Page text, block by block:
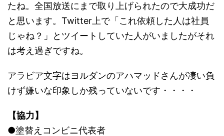
たね。全国放送にまで取り上げられたので大成功だ
と思います。Twitter上で「これ依頼した人は社員
じゃね？」とツイートしていた人がいましたがそれ
は考え過ぎですね。
アラビア文字はヨルダンのアハマッドさんが凄い負
けず嫌いな印象しか残っていないです・・・・
【協力】
●塗替えコンビニ代表者